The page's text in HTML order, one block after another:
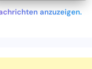
anzuzeigen.